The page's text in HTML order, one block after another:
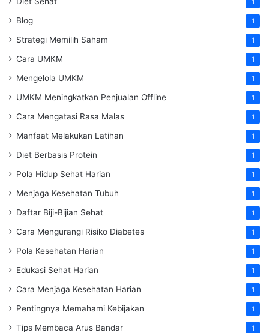
1
Blog 1
Strategi Memilih Saham 1
Cara UMKM 1
Mengelola UMKM 1
UMKM Meningkatkan Penjualan Offline 1
Cara Mengatasi Rasa Malas 1
Manfaat Melakukan Latihan 1
Diet Berbasis Protein 1
Pola Hidup Sehat Harian 1
Menjaga Kesehatan Tubuh 1
Daftar Biji-Bijian Sehat 1
Cara Mengurangi Risiko Diabetes 1
Pola Kesehatan Harian 1
Edukasi Sehat Harian 1
Cara Menjaga Kesehatan Harian 1
Pentingnya Memahami Kebijakan 1
Tips Membaca Arus Bandar 1